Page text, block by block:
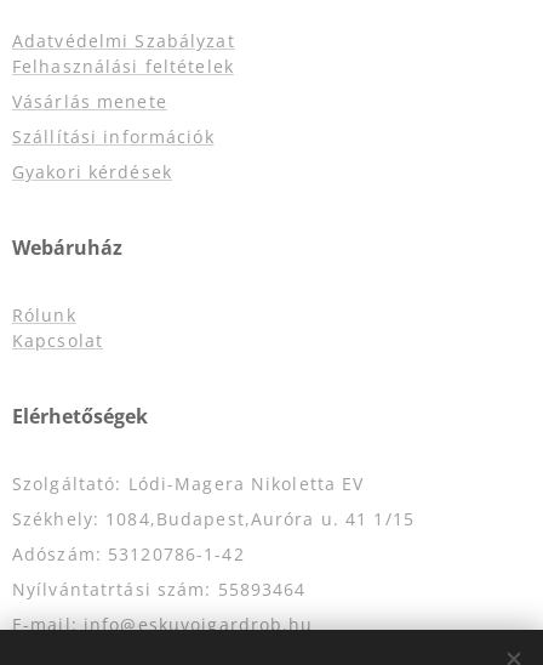
Adatvédelmi Szabályzat
Felhasználási feltételek
Vásárlás menete
Szállítási információk
Gyakori kérdések
Webáruház
Rólunk
Kapcsolat
Elérhetőségek
Szolgáltató: Lódi-Magera Nikoletta EV
Székhely: 1084,Budapest,Auróra u. 41 1/15
Adószám: 53120786-1-42
Nyílvántatrtási szám: 55893464
E-mail: info@eskuvoigardrob.hu